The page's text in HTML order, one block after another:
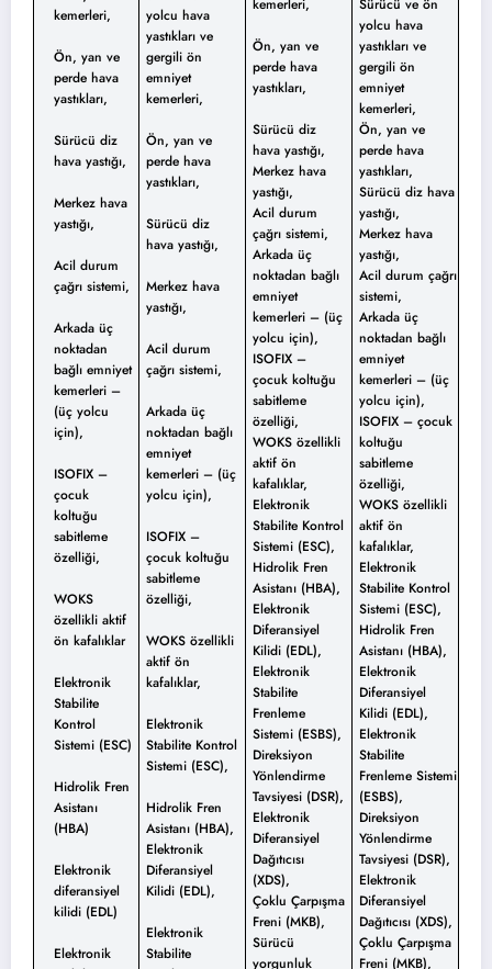
kemerleri,
Ön, yan ve
perde hava
yastıkları,
Sürücü diz
hava yastığı,
Merkez hava
yastığı,
Acil durum
çağrı sistemi,
Arkada üç
noktadan
bağlı emniyet
kemerleri –
(üç yolcu
için),
ISOFIX –
çocuk
koltuğu
sabitleme
özelliği,
WOKS
özellikli aktif
ön kafalıklar
Elektronik
Stabilite
Kontrol
Sistemi (ESC)
Hidrolik Fren
Asistanı
(HBA)
Elektronik
diferansiyel
kilidi (EDL)
Elektronik
yolcu hava
yastıkları ve
gergili ön
emniyet
kemerleri,
Ön, yan ve
perde hava
yastıkları,
Sürücü diz
hava yastığı,
Merkez hava
yastığı,
Acil durum
çağrı sistemi,
Arkada üç
noktadan bağlı
emniyet
kemerleri – (üç
yolcu için),
ISOFIX –
çocuk koltuğu
sabitleme
özelliği,
WOKS özellikli
aktif ön
kafalıklar,
Elektronik
Stabilite Kontrol
Sistemi (ESC),
Hidrolik Fren
Asistanı (HBA),
Elektronik
Diferansiyel
Kilidi (EDL),
Elektronik
Stabilite
kemerleri,
Ön, yan ve
perde hava
yastıkları,
Sürücü diz
hava yastığı,
Merkez hava
yastığı,
Acil durum
çağrı sistemi,
Arkada üç
noktadan bağlı
emniyet
kemerleri – (üç
yolcu için),
ISOFIX –
çocuk koltuğu
sabitleme
özelliği,
WOKS özellikli
aktif ön
kafalıklar,
Elektronik
Stabilite Kontrol
Sistemi (ESC),
Hidrolik Fren
Asistanı (HBA),
Elektronik
Diferansiyel
Kilidi (EDL),
Elektronik
Stabilite
Frenleme
Sistemi (ESBS),
Direksiyon
Yönlendirme
Tavsiyesi (DSR),
Elektronik
Diferansiyel
Dağıtıcısı
(XDS),
Çoklu Çarpışma
Freni (MKB),
Sürücü
yorgunluk
Sürücü ve ön
yolcu hava
yastıkları ve
gergili ön
emniyet
kemerleri,
Ön, yan ve
perde hava
yastıkları,
Sürücü diz hava
yastığı,
Merkez hava
yastığı,
Acil durum çağrı
sistemi,
Arkada üç
noktadan bağlı
emniyet
kemerleri – (üç
yolcu için),
ISOFIX – çocuk
koltuğu
sabitleme
özelliği,
WOKS özellikli
aktif ön
kafalıklar,
Elektronik
Stabilite Kontrol
Sistemi (ESC),
Hidrolik Fren
Asistanı (HBA),
Elektronik
Diferansiyel
Kilidi (EDL),
Elektronik
Stabilite
Frenleme Sistemi
(ESBS),
Direksiyon
Yönlendirme
Tavsiyesi (DSR),
Elektronik
Diferansiyel
Dağıtıcısı (XDS),
Çoklu Çarpışma
Freni (MKB),